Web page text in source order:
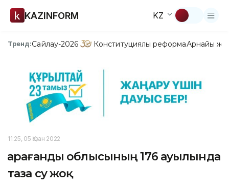
KAZINFORM KZ
Тренд:Сайлау-2026 Конституциялық реформаАрнайы
11:25, 05 Қазан 2022
Қарағанды облысының 176 ауылында
таза су жоқ